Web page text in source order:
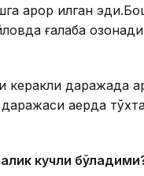
қарор қилган
ғалаба
керакли даражада
қаерда
кучли